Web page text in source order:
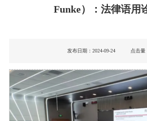
Funke）：法律语用
发布日期：2024-09-24 点击量